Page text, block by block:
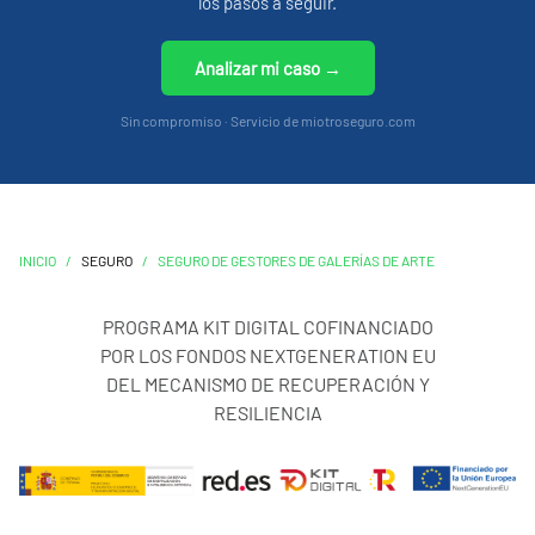
Analizar mi caso →
Sin compromiso · Servicio de miotroseguro.com
INICIO / SEGURO / SEGURO DE GESTORES DE GALERÍAS DE ARTE
PROGRAMA KIT DIGITAL COFINANCIADO
POR LOS FONDOS NEXTGENERATION EU
DEL MECANISMO DE RECUPERACIÓN Y
RESILIENCIA